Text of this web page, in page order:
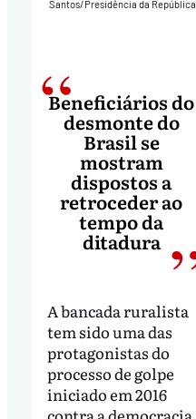
Santos/Presidência da República
Beneficiários do
desmonte do
Brasil se
mostram
dispostos a
retroceder ao
tempo da
ditadura
A bancada ruralista
tem sido uma das
protagonistas do
processo de golpe
iniciado em 2016